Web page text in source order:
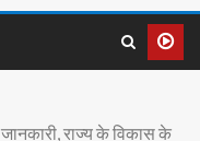
राज्य के विकास के